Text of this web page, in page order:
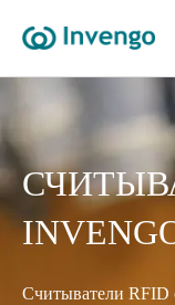
Считыватели RFID